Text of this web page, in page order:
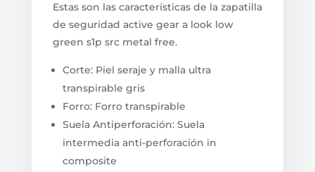
Estas son las características de la zapatilla
de seguridad active gear a look low
green s1p src metal free.
Corte: Piel seraje y malla ultra
transpirable gris
Forro: Forro transpirable
Suela Antiperforación: Suela
intermedia anti-perforación in
composite